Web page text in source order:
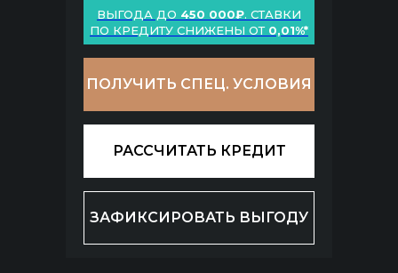
ПОЛУЧИТЬ СПЕЦ. УСЛОВИЯ
РАССЧИТАТЬ КРЕДИТ
ЗАФИКСИРОВАТЬ ВЫГОДУ
ВЫГОДА ДО 450 000₽. СТАВКИ
ПО КРЕДИТУ СНИЖЕНЫ ОТ 0,01%*